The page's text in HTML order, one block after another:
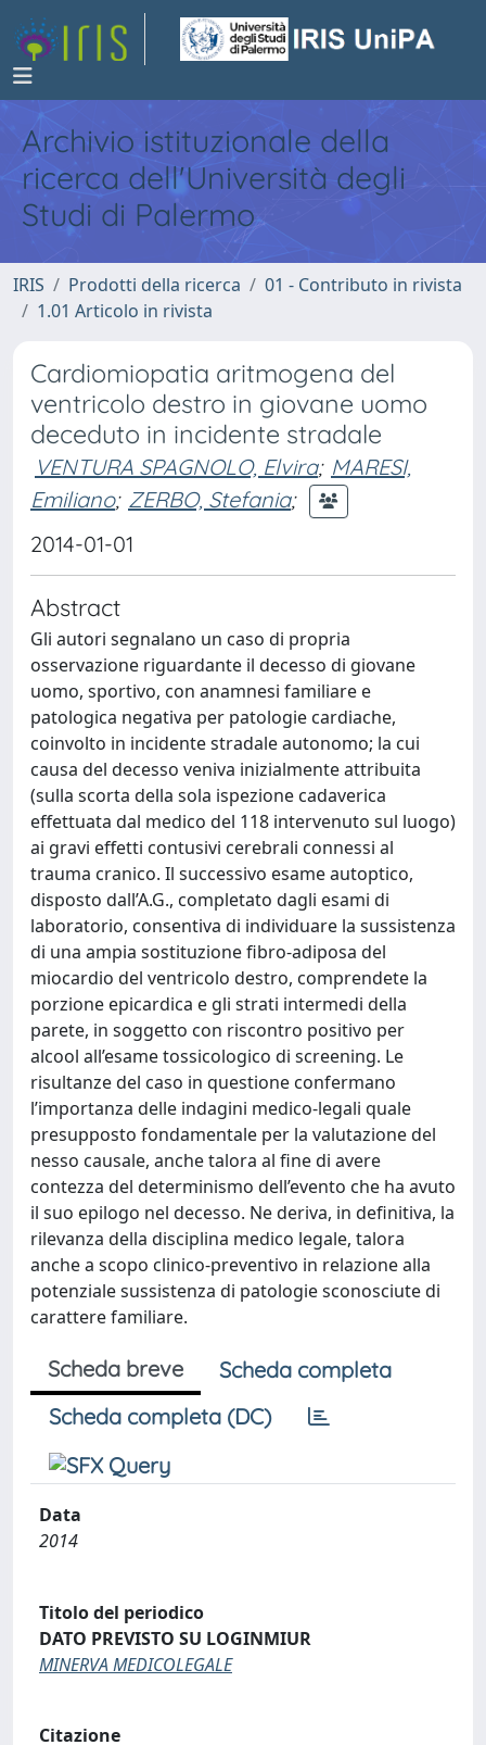
Archivio istituzionale della
ricerca dell'Università degli
Studi di Palermo
IRIS Prodotti della ricerca
01 - Contributo in rivista
1.01 Articolo in rivista
Cardiomiopatia aritmogena del
ventricolo destro in giovane uomo
deceduto in incidente stradale
VENTURA SPAGNOLO, Elvira; MARESI,
Emiliano; ZERBO, Stefania;
2014-01-01
Abstract
Gli autori segnalano un caso di propria
osservazione riguardante il decesso di giovane
uomo, sportivo, con anamnesi familiare e
patologica negativa per patologie cardiache,
coinvolto in incidente stradale autonomo; la cui
causa del decesso veniva inizialmente attribuita
(sulla scorta della sola ispezione cadaverica
effettuata dal medico del 118 intervenuto sul luogo)
ai gravi effetti contusivi cerebrali connessi al
trauma cranico. Il successivo esame autoptico,
disposto dall’A.G., completato dagli esami di
laboratorio, consentiva di individuare la sussistenza
di una ampia sostituzione fibro-adiposa del
miocardio del ventricolo destro, comprendete la
porzione epicardica e gli strati intermedi della
parete, in soggetto con riscontro positivo per
alcool all’esame tossicologico di screening. Le
risultanze del caso in questione confermano
l’importanza delle indagini medico-legali quale
presupposto fondamentale per la valutazione del
nesso causale, anche talora al fine di avere
contezza del determinismo dell’evento che ha avuto
il suo epilogo nel decesso. Ne deriva, in definitiva, la
rilevanza della disciplina medico legale, talora
anche a scopo clinico-preventivo in relazione alla
potenziale sussistenza di patologie sconosciute di
carattere familiare.
Scheda breve
Scheda completa
Scheda completa (DC)
Data
2014
Titolo del periodico
DATO PREVISTO SU LOGINMIUR
MINERVA MEDICOLEGALE
Citazione